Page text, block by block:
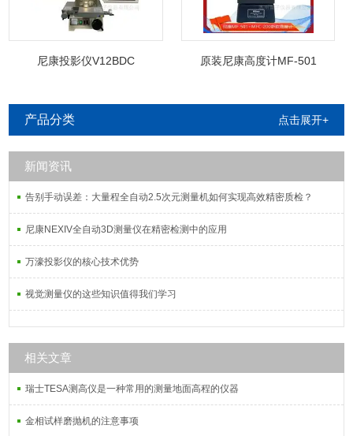
尼康投影仪V12BDC 原装尼康高度计MF-501
产品分类 点击展开+
新闻资讯
告别手动误差：大量程全自动2.5次元测量机如何实现高效精密质检？
尼康NEXIV全自动3D测量仪在精密检测中的应用
万濠投影仪的核心技术优势
视觉测量仪的这些知识值得我们学习
相关文章
瑞士TESA测高仪是一种常用的测量地面高程的仪器
金相试样磨抛机的注意事项